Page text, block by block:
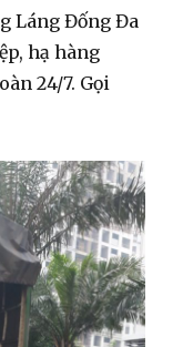
Láng Đống Đa
hạ hàng
24/7. Gọi